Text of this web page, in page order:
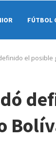
FÚTBOL
el posible